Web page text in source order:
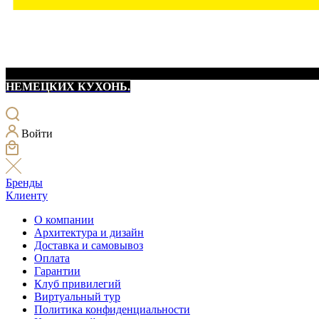
НЕМЕЦКИХ КУХОНЬ.
Войти
Бренды
Клиенту
О компании
Архитектура и дизайн
Доставка и самовывоз
Оплата
Гарантии
Клуб привилегий
Виртуальный тур
Политика конфиденциальности